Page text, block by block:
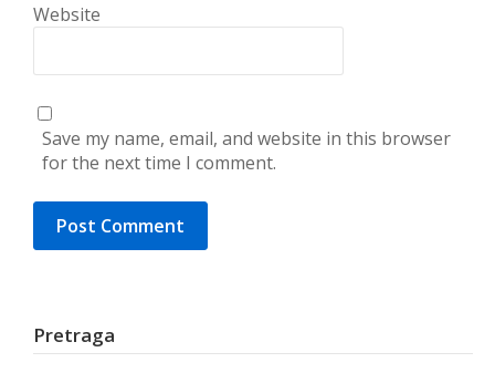
Website
Save my name, email, and website in this browser
for the next time I comment.
Pretraga